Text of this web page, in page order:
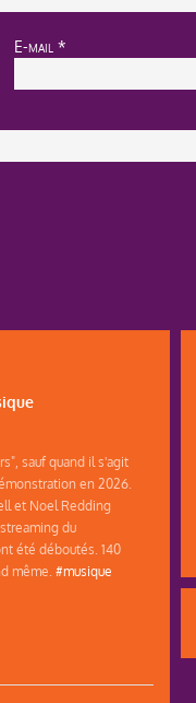
E-mail *
sauf quand il s'agit
en 2026.
et Noel Redding
du
été déboutés. 140
même. #musique